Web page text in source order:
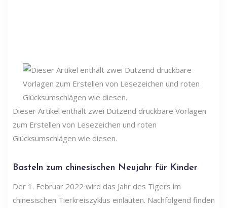
Dieser Artikel enthält zwei Dutzend druckbare Vorlagen
zum Erstellen von Lesezeichen und roten
Glücksumschlägen wie diesen.
Basteln zum chinesischen Neujahr für Kinder
Der 1. Februar 2022 wird das Jahr des Tigers im
chinesischen Tierkreiszyklus einläuten. Nachfolgend finden